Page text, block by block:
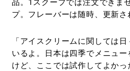
品。1スクープでは注文できま
プ。フレーバーは随時、更新さ
「アイスクリームに関しては
いるよ。日本は四季でメニュ
けど、ここでは試作してよか